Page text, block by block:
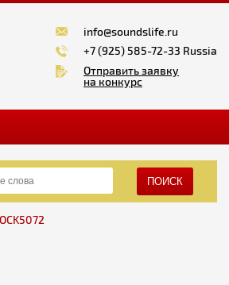
info@soundslife.ru
+7 (925) 585-72-33 Russia
Отправить заявку
на конкурс
ПОИСК